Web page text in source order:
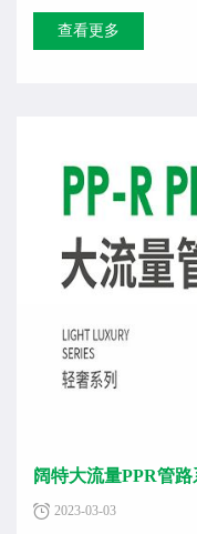
查看更多
阔特大流量PPR管
2023-03-03